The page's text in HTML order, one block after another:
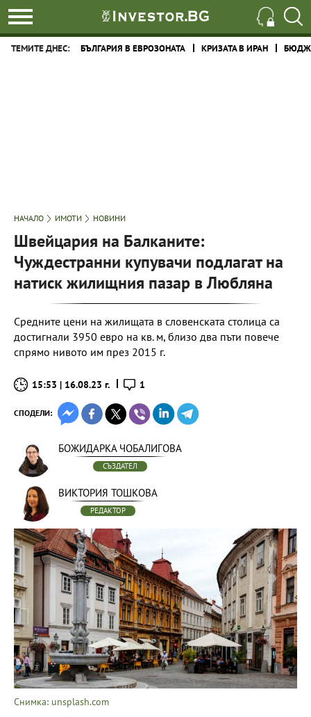
ТЕМИТЕ ДНЕС: БЪЛГАРИЯ В ЕВРОЗОНАТА КРИЗАТА В ИРАН
НАЧАЛО ИМОТИ НОВИНИ
Швейцария на Балканите:
Чуждестранни купувачи подлагат на
натиск жилищния пазар в Любляна
Средните цени на жилищата в словенската столица са
достигнали 3950 евро на кв. м, близо два пъти повече
спрямо нивото им през 2015 г.
15:53 | 16.08.23 г. 1
СПОДЕЛИ:
БОЖИДАРКА ЧОБАЛИГОВА
СЪЗДАТЕЛ
ВИКТОРИЯ ТОШКОВА
РЕДАКТОР
Снимка: unsplash.com